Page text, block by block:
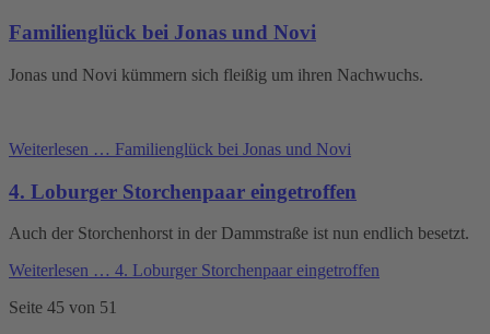
Familienglück bei Jonas und Novi
Jonas und Novi kümmern sich fleißig um ihren Nachwuchs.
Weiterlesen … Familienglück bei Jonas und Novi
4. Loburger Storchenpaar eingetroffen
Auch der Storchenhorst in der Dammstraße ist nun endlich besetzt.
Weiterlesen … 4. Loburger Storchenpaar eingetroffen
Seite 45 von 51